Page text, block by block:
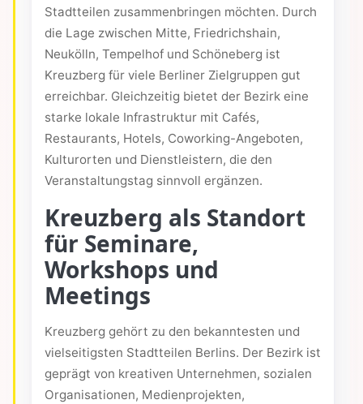
Stadtteilen zusammenbringen möchten. Durch
die Lage zwischen Mitte, Friedrichshain,
Neukölln, Tempelhof und Schöneberg ist
Kreuzberg für viele Berliner Zielgruppen gut
erreichbar. Gleichzeitig bietet der Bezirk eine
starke lokale Infrastruktur mit Cafés,
Restaurants, Hotels, Coworking-Angeboten,
Kulturorten und Dienstleistern, die den
Veranstaltungstag sinnvoll ergänzen.
Kreuzberg als Standort
für Seminare,
Workshops und
Meetings
Kreuzberg gehört zu den bekanntesten und
vielseitigsten Stadtteilen Berlins. Der Bezirk ist
geprägt von kreativen Unternehmen, sozialen
Organisationen, Medienprojekten,